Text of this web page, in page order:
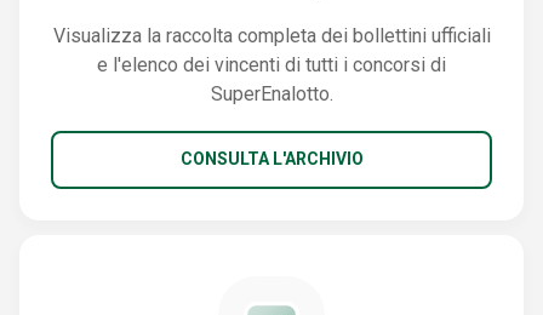
Visualizza la raccolta completa dei bollettini ufficiali
e l'elenco dei vincenti di tutti i concorsi di
SuperEnalotto.
CONSULTA L'ARCHIVIO